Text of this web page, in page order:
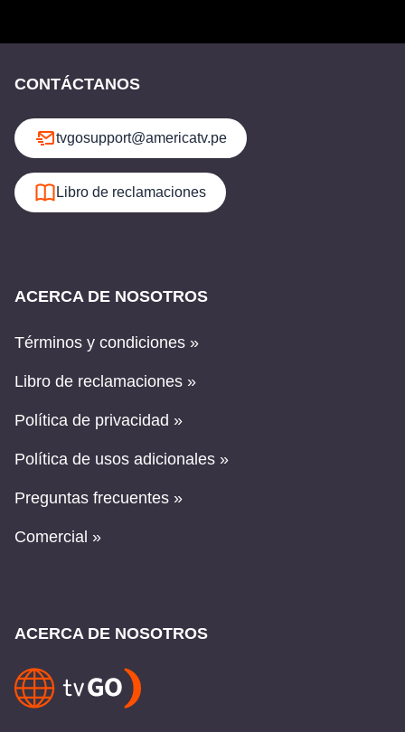
CONTÁCTANOS
tvgosupport@americatv.pe
Libro de reclamaciones
ACERCA DE NOSOTROS
Términos y condiciones »
Libro de reclamaciones »
Política de privacidad »
Política de usos adicionales »
Preguntas frecuentes »
Comercial »
ACERCA DE NOSOTROS